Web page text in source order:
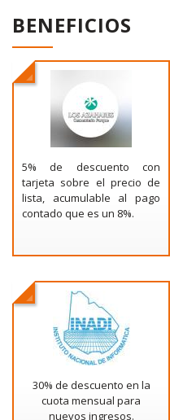
BENEFICIOS
5% de descuento con
tarjeta sobre el precio de
lista, acumulable al pago
contado que es un 8%.
30% de descuento en la
cuota mensual para
nuevos ingresos.